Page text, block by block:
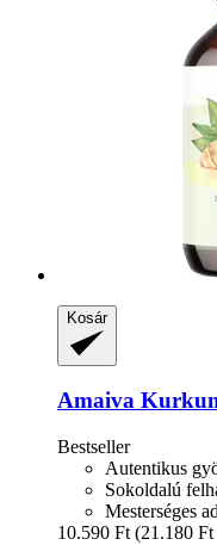
Kosár
Amaiva
Bestseller
Autentikus
Sokoldalú
Mesterséges
10.590 Ft (21.180